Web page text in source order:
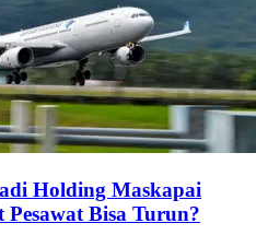
Holding Maskapai
Bisa Turun?